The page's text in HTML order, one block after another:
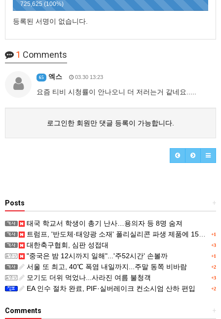
725,625 (100%)
등록된 서명이 없습니다.
1 Comments
65 엑스 03.30 13:23
요즘 티비 시청률이 안나오니 더 저러는거 같네요.....
로그인한 회원만 댓글 등록이 가능합니다.
+
Posts
태국 학교서 학생이 총기 난사…용의자 등 8명 숨져
+1
트럼프, '반도체·태양광 소재' 폴리실리콘 파생 제품에 15% 관세...한국 기업도 영향
+3
대한축구협회, 심판 성접대
+1
"중국은 밤 12시까지 일해"...'주52시간' 손볼까
+2
서울 또 최고, 40℃ 폭염 내일까지...주말 동쪽 비바람
+3
모기도 더위 먹었나...사라진 여름 불청객
+2
EA 인수 절차 완료, PIF·실버레이크 컨소시엄 산하 편입
+
Comments